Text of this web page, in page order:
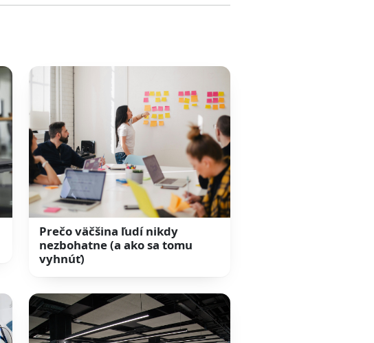
Prečo väčšina ľudí nikdy
nezbohatne (a ako sa tomu
vyhnúť)